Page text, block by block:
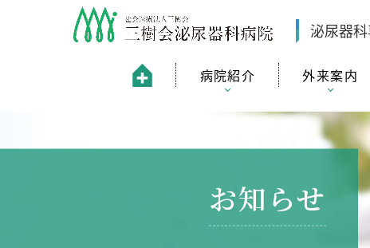
泌尿器科
病院紹介 外来案内
お知らせ